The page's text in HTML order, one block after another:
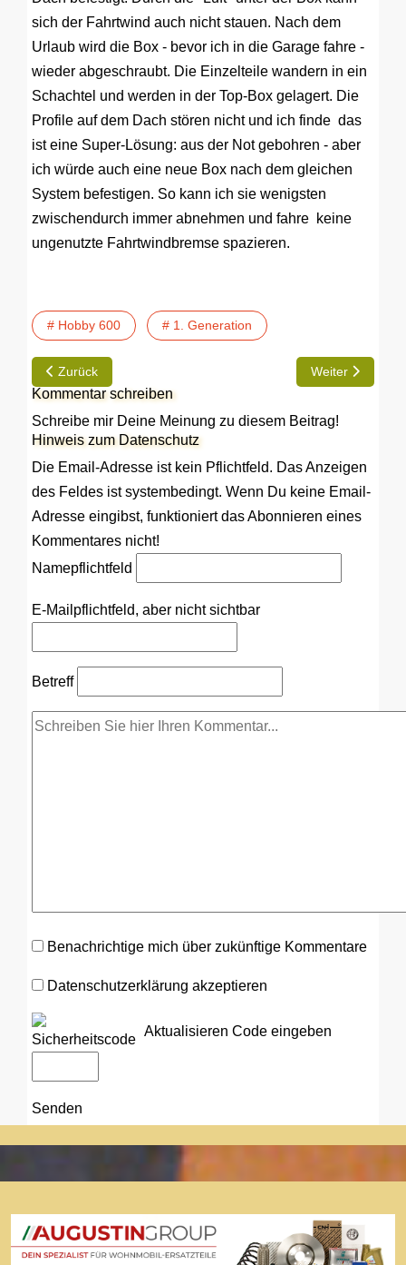
sich der Fahrtwind auch nicht stauen. Nach dem
Urlaub wird die Box - bevor ich in die Garage fahre -
wieder abgeschraubt. Die Einzelteile wandern in ein
Schachtel und werden in der Top-Box gelagert. Die
Profile auf dem Dach stören nicht und ich finde das
ist eine Super-Lösung: aus der Not gebohren - aber
ich würde auch eine neue Box nach dem gleichen
System befestigen. So kann ich sie wenigsten
zwischendurch immer abnehmen und fahre keine
ungenutzte Fahrtwindbremse spazieren.
# Hobby 600 # 1. Generation
Vorheriger Beitrag: TIP | Zeitungshalter
Zurück Nächster
Weiter
Kommentar schreiben
Schreibe mir Deine Meinung zu diesem Beitrag!
Hinweis zum Datenschutz
Die Email-Adresse ist kein Pflichtfeld. Das Anzeigen
des Feldes ist systembedingt. Wenn Du keine Email-
Adresse eingibst, funktioniert das Abonnieren eines
Kommentares nicht!
Namepflichtfeld
E-Mail pflichtfeld, aber nicht sichtbar
Betreff
Benachrichtige mich über zukünftige Kommentare
Datenschutzerklärung akzeptieren
Aktualisieren Code eingeben
Senden